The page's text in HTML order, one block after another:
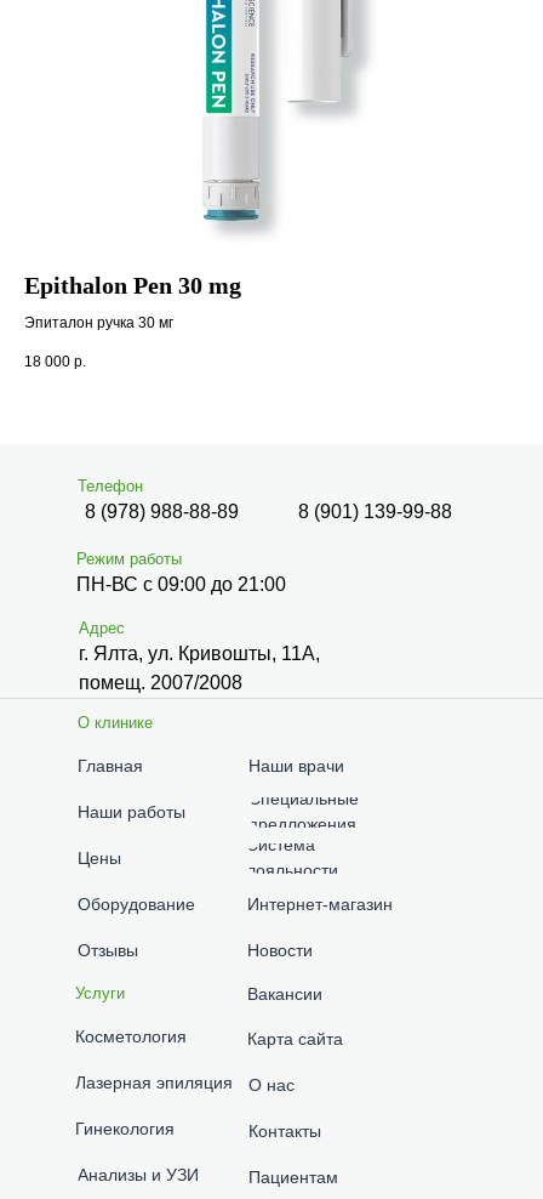
Epithalon Pen 30 mg
Эпиталон ручка 30 мг
18 000 р.
Отзывы
Телефон
Адрес
г. Ялта, ул. Кривошты, 11А,
помещ. 2007/2008
Режим работы
ПН-ВС с 09:00 до 21:00
О клинике
Главная
Наши работы
О нас
Цены
Специальные
предложения
Интернет-магазин
Система
лояльности
Новости
Косметология
Лазерная эпиляция
Гинекология
Анализы и УЗИ
Услуги
8 (978) 988-88-89 8 (901) 139-99-88
Оборудование
Наши врачи
Вакансии
Контакты
Карта сайта
Пациентам